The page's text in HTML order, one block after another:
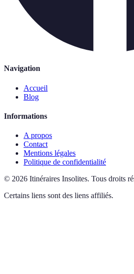
Navigation
Accueil
Blog
Informations
A propos
Contact
Mentions légales
Politique de confidentialité
© 2026 Itinéraires Insolites. Tous droits
Certains liens sont des liens affiliés.